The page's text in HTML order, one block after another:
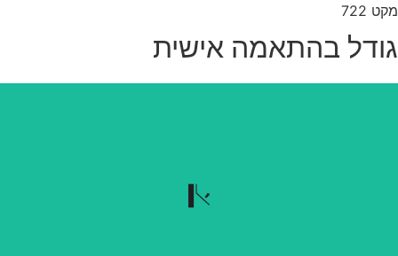
722
בהתאמה אישית
נשלף בקלות